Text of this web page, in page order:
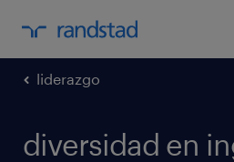
liderazgo
diversidad en